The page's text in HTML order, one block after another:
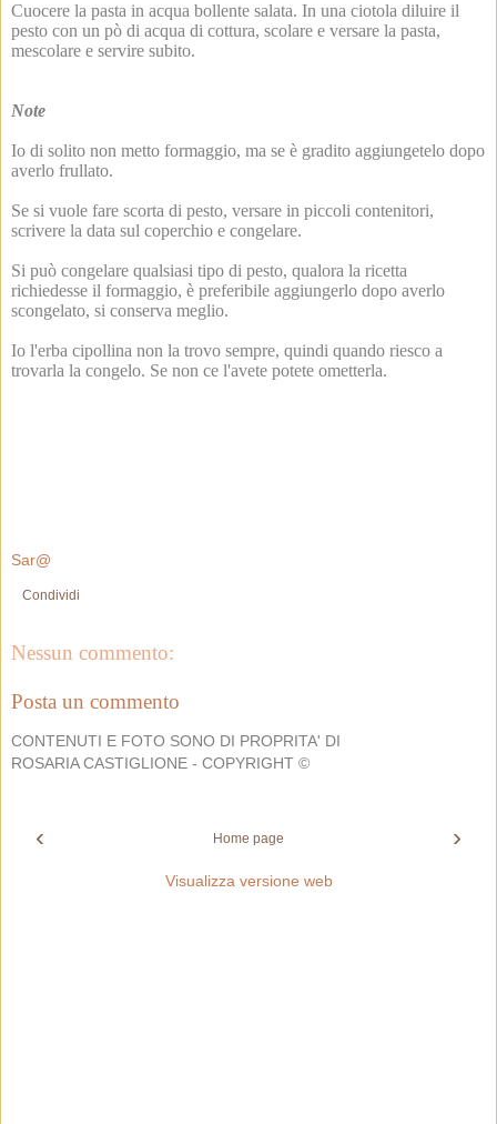
Cuocere la pasta in acqua bollente salata. In una ciotola diluire il
pesto con un pò di acqua di cottura, scolare e versare la pasta,
mescolare e servire subito.
Note
Io di solito non metto formaggio, ma se è gradito aggiungetelo dopo
averlo frullato.
Se si vuole fare scorta di pesto, versare in piccoli contenitori,
scrivere la data sul coperchio e congelare.
Si può congelare qualsiasi tipo di pesto, qualora la ricetta
richiedesse il formaggio, è preferibile aggiungerlo dopo averlo
scongelato, si conserva meglio.
Io l'erba cipollina non la trovo sempre, quindi quando riesco a
trovarla la congelo. Se non ce l'avete potete ometterla.
Sar@
Condividi
Nessun commento:
Posta un commento
CONTENUTI E FOTO SONO DI PROPRITA' DI
ROSARIA CASTIGLIONE - COPYRIGHT ©
‹ ›
Home page
Visualizza versione web